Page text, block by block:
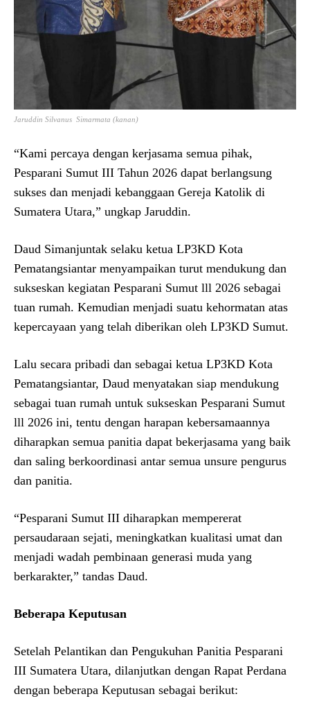
Jaruddin Silvanus Simarmata (kanan)
“Kami percaya dengan kerjasama semua pihak,
Pesparani Sumut III Tahun 2026 dapat berlangsung
sukses dan menjadi kebanggaan Gereja Katolik di
Sumatera Utara,” ungkap Jaruddin.
Daud Simanjuntak selaku ketua LP3KD Kota
Pematangsiantar menyampaikan turut mendukung dan
sukseskan kegiatan Pesparani Sumut lll 2026 sebagai
tuan rumah. Kemudian menjadi suatu kehormatan atas
kepercayaan yang telah diberikan oleh LP3KD Sumut.
Lalu secara pribadi dan sebagai ketua LP3KD Kota
Pematangsiantar, Daud menyatakan siap mendukung
sebagai tuan rumah untuk sukseskan Pesparani Sumut
lll 2026 ini, tentu dengan harapan kebersamaannya
diharapkan semua panitia dapat bekerjasama yang baik
dan saling berkoordinasi antar semua unsure pengurus
dan panitia.
“Pesparani Sumut III diharapkan mempererat
persaudaraan sejati, meningkatkan kualitasi umat dan
menjadi wadah pembinaan generasi muda yang
berkarakter,” tandas Daud.
Beberapa Keputusan
Setelah Pelantikan dan Pengukuhan Panitia Pesparani
III Sumatera Utara, dilanjutkan dengan Rapat Perdana
dengan beberapa Keputusan sebagai berikut: